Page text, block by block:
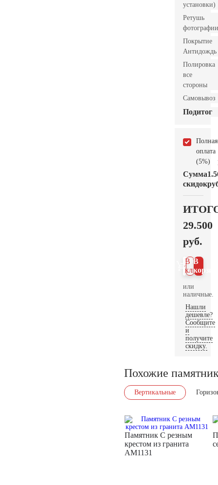
установки)
Ретушь
фотографии
Покрытие
Антидождь
Полировка
все
стороны
Самовывоз
Подитог
Полная
оплата
(5%)
Сумма
скидок
29.500
руб.
В
В 1
клик
или
наличные.
Нашли
дешевле?
Сообщите
и
получите
скидку.
Похожие
Вертикальные
Памятник С резным
крестом из гранита
AM1131